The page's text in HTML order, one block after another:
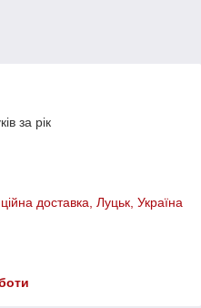
за рік
доставка, Луцьк, Україна